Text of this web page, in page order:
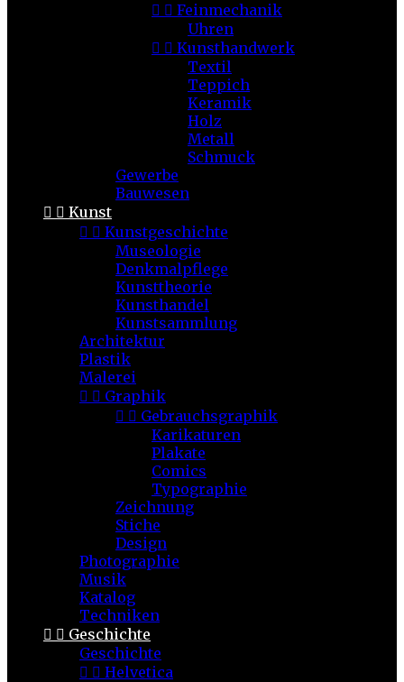
  Feinmechanik
Uhren
  Kunsthandwerk
Textil
Teppich
Keramik
Holz
Metall
Schmuck
Gewerbe
Bauwesen
  Kunst
  Kunstgeschichte
Museologie
Denkmalpflege
Kunsttheorie
Kunsthandel
Kunstsammlung
Architektur
Plastik
Malerei
  Graphik
  Gebrauchsgraphik
Karikaturen
Plakate
Comics
Typographie
Zeichnung
Stiche
Design
Photographie
Musik
Katalog
Techniken
  Geschichte
Geschichte
  Helvetica